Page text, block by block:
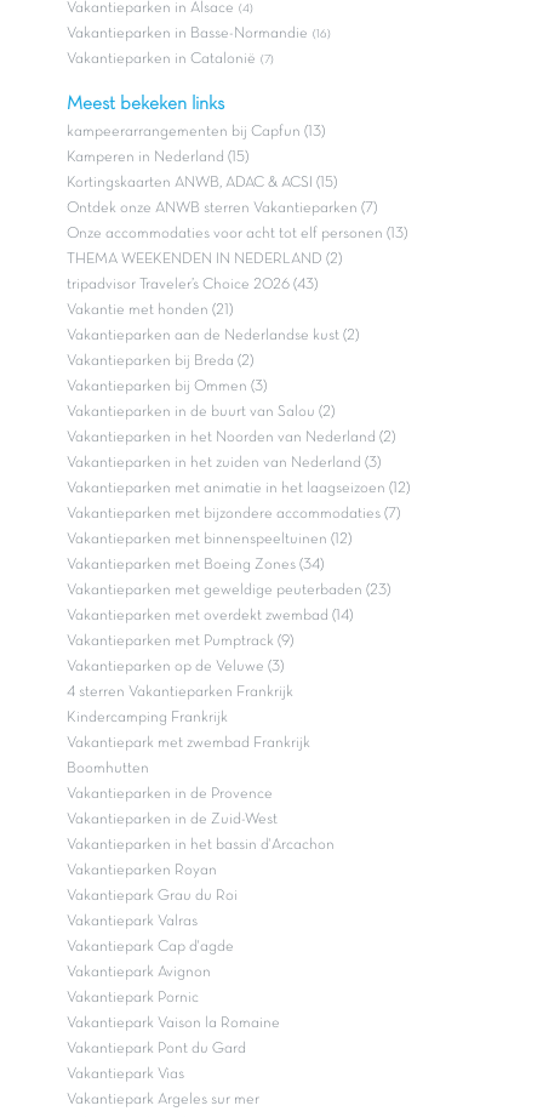
Vakantieparken in Alsace (4)
Vakantieparken in Basse-Normandie (16)
Vakantieparken in Catalonië (7)
Meest bekeken links
kampeerarrangementen bij Capfun (13)
Kamperen in Nederland (15)
Kortingskaarten ANWB, ADAC & ACSI (15)
Ontdek onze ANWB sterren Vakantieparken (7)
Onze accommodaties voor acht tot elf personen (13)
THEMA WEEKENDEN IN NEDERLAND (2)
tripadvisor Traveler’s Choice 2026 (43)
Vakantie met honden (21)
Vakantieparken aan de Nederlandse kust (2)
Vakantieparken bij Breda (2)
Vakantieparken bij Ommen (3)
Vakantieparken in de buurt van Salou (2)
Vakantieparken in het Noorden van Nederland (2)
Vakantieparken in het zuiden van Nederland (3)
Vakantieparken met animatie in het laagseizoen (12)
Vakantieparken met bijzondere accommodaties (7)
Vakantieparken met binnenspeeltuinen (12)
Vakantieparken met Boeing Zones (34)
Vakantieparken met geweldige peuterbaden (23)
Vakantieparken met overdekt zwembad (14)
Vakantieparken met Pumptrack (9)
Vakantieparken op de Veluwe (3)
4 sterren Vakantieparken Frankrijk
Kindercamping Frankrijk
Vakantiepark met zwembad Frankrijk
Boomhutten
Vakantieparken in de Provence
Vakantieparken in de Zuid-West
Vakantieparken in het bassin d'Arcachon
Vakantieparken Royan
Vakantiepark Grau du Roi
Vakantiepark Valras
Vakantiepark Cap d'agde
Vakantiepark Avignon
Vakantiepark Pornic
Vakantiepark Vaison la Romaine
Vakantiepark Pont du Gard
Vakantiepark Vias
Vakantiepark Argeles sur mer